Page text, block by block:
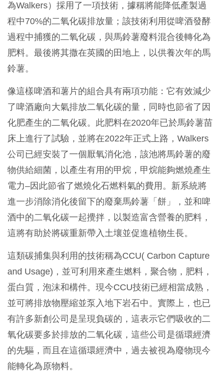
為Walkers）採用了一項技術，據稱將能降低產製過
程中70%的二氧化碳排放量；該技術利用從啤酒發酵
過程中捕獲的二氧化碳，與馬鈴薯廢料混合後轉化為
肥料。最後將其撒在英國的田地上，以供養次年的馬
鈴薯。
像這樣啤酒和薯片的組合具有兩項功能：它有效減少
了啤酒廠向大氣排放二氧化碳的量，同時也節省了因
化肥產生的二氧化碳。此肥料在2020年已於馬鈴薯苗
床上進行了試驗，並將在2022年正式上路，Walkers
公司已經安裝了一個厭氧消化池，該池將馬鈴薯的廢
物供給細菌，以產生有用的甲烷，甲烷能夠燃燒產生
電力–因此節省了燃燒化石燃料氣的費用。新系統將
進一步消除消化後留下的廢棄馬鈴薯「餅」，並和啤
酒中的二氧化碳一起攪拌，以製造富含營養的肥料，
這將有助於將碳重新帶入土壤並促進植物生長。
這類碳捕集與利用的技術稱為CCU( Carbon Capture
and Usage)，並可利用來產生燃料，聚合物，肥料，
蛋白質，泡沫和構件。現今CCU技術已經相當成熟，
並可將排放物壓縮並泵入地下岩石中。實際上，也已
有許多新創公司是呈現負碳的，這表示它們吸收的二
氧化碳要多於排放的二氧化碳，這些公司是循環經濟
的先驅，而且在這循環經濟中，過去被視為廢物現今
能轉化為原物料。